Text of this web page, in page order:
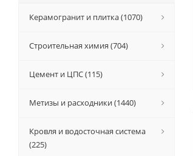
Керамогранит и плитка (1070)
Строительная химия (704)
Цемент и ЦПС (115)
Метизы и расходники (1440)
Кровля и водосточная система
(225)